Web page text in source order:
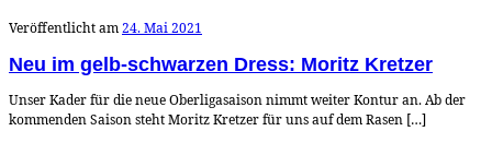
Veröffentlicht am24. Mai 2021
Neu im gelb-schwarzen Dress: Moritz Kretzer
Unser Kader für die neue Oberligasaison nimmt weiter Kontur an. Ab der
kommenden Saison steht Moritz Kretzer für uns auf dem Rasen […]